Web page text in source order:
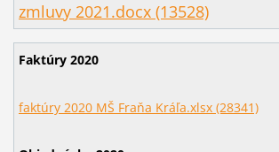
zmluvy 2021.docx (13528)
Faktúry 2020
faktúry 2020 MŠ Fraňa Kráľa.xlsx (28341)